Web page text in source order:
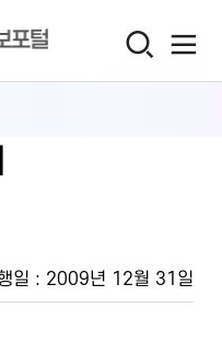
일 : 2009년 12월 31일